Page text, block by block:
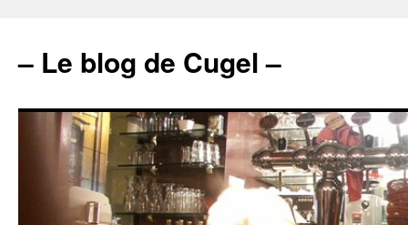
– Le blog de Cugel –